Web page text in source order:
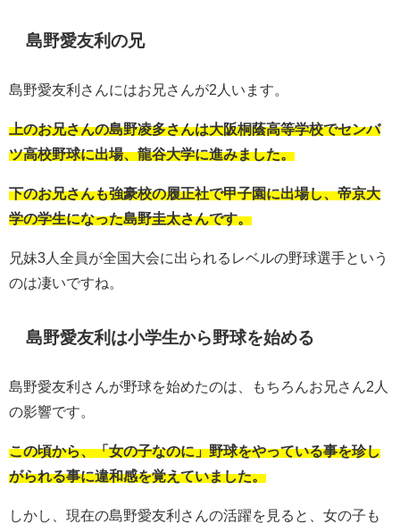
島野愛友利の兄
島野愛友利さんにはお兄さんが2人います。
上のお兄さんの島野凌多さんは大阪桐蔭高等学校でセンバ
ツ高校野球に出場、龍谷大学に進みました。
下のお兄さんも強豪校の履正社で甲子園に出場し、帝京大
学の学生になった島野圭太さんです。
兄妹3人全員が全国大会に出られるレベルの野球選手という
のは凄いですね。
島野愛友利は小学生から野球を始める
島野愛友利さんが野球を始めたのは、もちろんお兄さん2人
の影響です。
この頃から、「女の子なのに」野球をやっている事を珍し
がられる事に違和感を覚えていました。
しかし、現在の島野愛友利さんの活躍を見ると、女の子も